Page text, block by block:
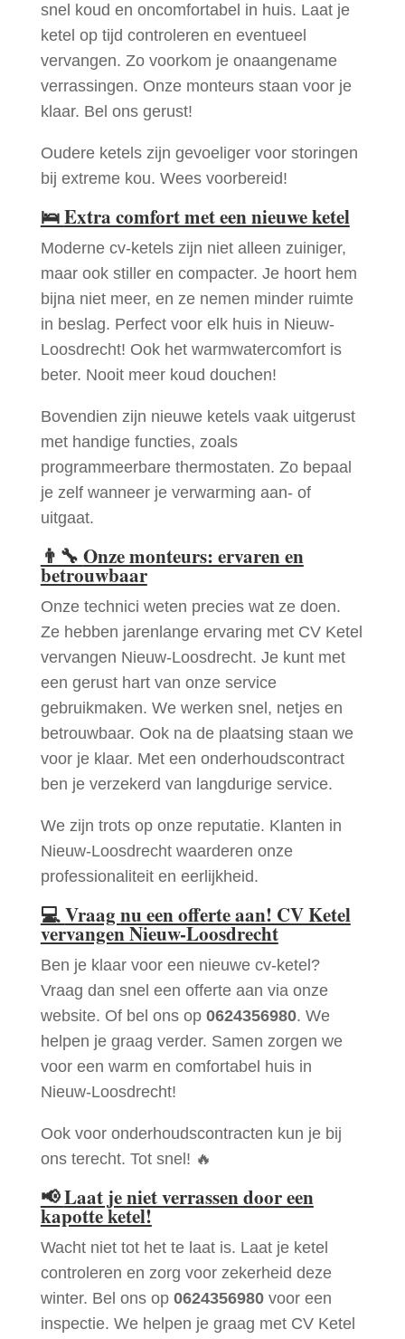
snel koud en oncomfortabel in huis. Laat je
ketel op tijd controleren en eventueel
vervangen. Zo voorkom je onaangename
verrassingen. Onze monteurs staan voor je
klaar. Bel ons gerust!
Oudere ketels zijn gevoeliger voor storingen
bij extreme kou. Wees voorbereid!
🛌Extra comfort met een nieuwe ketel
Moderne cv-ketels zijn niet alleen zuiniger,
maar ook stiller en compacter. Je hoort hem
bijna niet meer, en ze nemen minder ruimte
in beslag. Perfect voor elk huis in Nieuw-
Loosdrecht! Ook het warmwatercomfort is
beter. Nooit meer koud douchen!
Bovendien zijn nieuwe ketels vaak uitgerust
met handige functies, zoals
programmeerbare thermostaten. Zo bepaal
je zelf wanneer je verwarming aan- of
uitgaat.
👨‍🔧 Onze monteurs: ervaren en
betrouwbaar
Onze technici weten precies wat ze doen.
Ze hebben jarenlange ervaring met CV Ketel
vervangen Nieuw-Loosdrecht. Je kunt met
een gerust hart van onze service
gebruikmaken. We werken snel, netjes en
betrouwbaar. Ook na de plaatsing staan we
voor je klaar. Met een onderhoudscontract
ben je verzekerd van langdurige service.
We zijn trots op onze reputatie. Klanten in
Nieuw-Loosdrecht waarderen onze
professionaliteit en eerlijkheid.
💻Vraag nu een offerte aan! CV Ketel
vervangen Nieuw-Loosdrecht
Ben je klaar voor een nieuwe cv-ketel?
Vraag dan snel een offerte aan via onze
website. Of bel ons op 0624356980. We
helpen je graag verder. Samen zorgen we
voor een warm en comfortabel huis in
Nieuw-Loosdrecht!
Ook voor onderhoudscontracten kun je bij
ons terecht. Tot snel! 🔥
📢Laat je niet verrassen door een
kapotte ketel!
Wacht niet tot het te laat is. Laat je ketel
controleren en zorg voor zekerheid deze
winter. Bel ons op 0624356980voor een
inspectie. We helpen je graag met CV Ketel